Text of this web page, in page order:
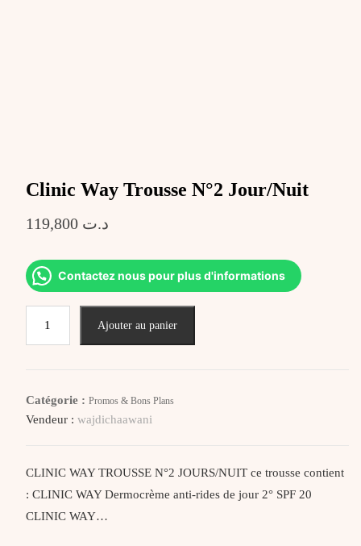
Clinic Way Trousse N°2 Jour/Nuit
د.ت 119,800
Contactez nous pour plus d'informations
Ajouter au panier
Catégorie : Promos & Bons Plans
Vendeur : wajdichaawani
CLINIC WAY TROUSSE N°2 JOURS/NUIT ce trousse contient
: CLINIC WAY Dermocrème anti-rides de jour 2° SPF 20
CLINIC WAY…